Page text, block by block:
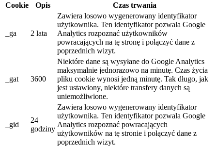
Cookie
Opis Czas trwania
_ga 2 lata
Zawiera losowo wygenerowany identyfikator
użytkownika. Ten identyfikator pozwala Google
Analytics rozpoznać użytkowników
powracających na tę stronę i połączyć dane z
poprzednich wizyt.
_gat 3600
Niektóre dane są wysyłane do Google Analytics
maksymalnie jednorazowo na minutę. Czas życia
pliku cookie wynosi jedną minutę. Tak długo, jak
jest ustawiony, niektóre transfery danych są
uniemożliwione.
_gid
24
godziny
Zawiera losowo wygenerowany identyfikator
użytkownika. Ten identyfikator pozwala Google
Analytics rozpoznać powracających
użytkowników na tę stronie i połączyć dane z
poprzednich wizyt.